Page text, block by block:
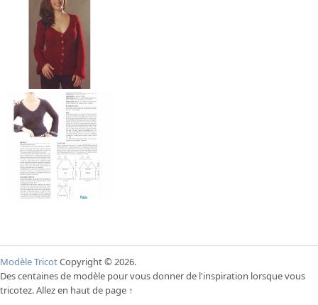
Modèle TricotCopyright © 2026.
Des centaines de modèle pour vous donner de l'inspiration lorsque vous
tricotez.Allez en haut de page ↑